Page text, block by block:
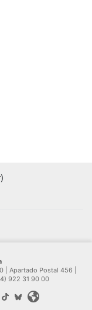
)
| Apartado Postal 456 |
922 31 90 00